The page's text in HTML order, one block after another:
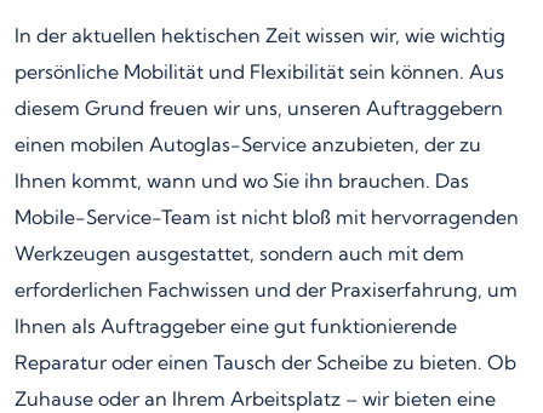
In der aktuellen hektischen Zeit wissen wir, wie wichtig
persönliche Mobilität und Flexibilität sein können. Aus
diesem Grund freuen wir uns, unseren Auftraggebern
einen mobilen Autoglas-Service anzubieten, der zu
Ihnen kommt, wann und wo Sie ihn brauchen. Das
Mobile-Service-Team ist nicht bloß mit hervorragenden
Werkzeugen ausgestattet, sondern auch mit dem
erforderlichen Fachwissen und der Praxiserfahrung, um
Ihnen als Auftraggeber eine gut funktionierende
Reparatur oder einen Tausch der Scheibe zu bieten. Ob
Zuhause oder an Ihrem Arbeitsplatz – wir bieten eine